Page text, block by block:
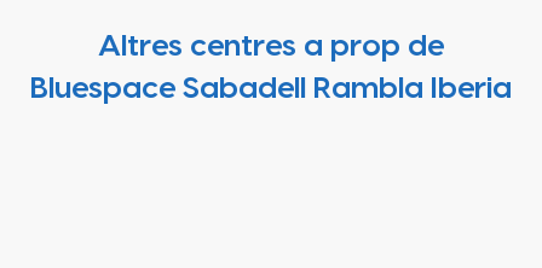
Altres centres a prop de
Bluespace Sabadell Rambla Iberia